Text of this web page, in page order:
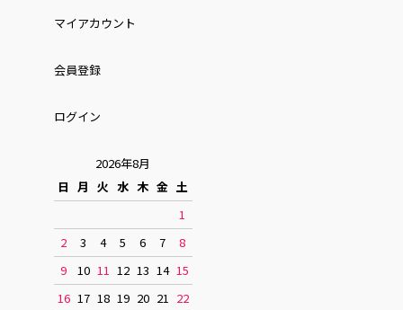
マイアカウント
会員登録
ログイン
2026年8月
日 月 火 水 木 金 土
1
2
3 4 5 6 7
8
9
10 11 12 13 14 15
16 17 18 19 20 21 22